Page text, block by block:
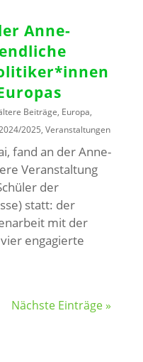
Anne-
Beiträge, Europa,
2025, Veranstaltungen
fand an der Anne-
Veranstaltung
der
statt: der
mit der
engagierte
Nächste Einträge »